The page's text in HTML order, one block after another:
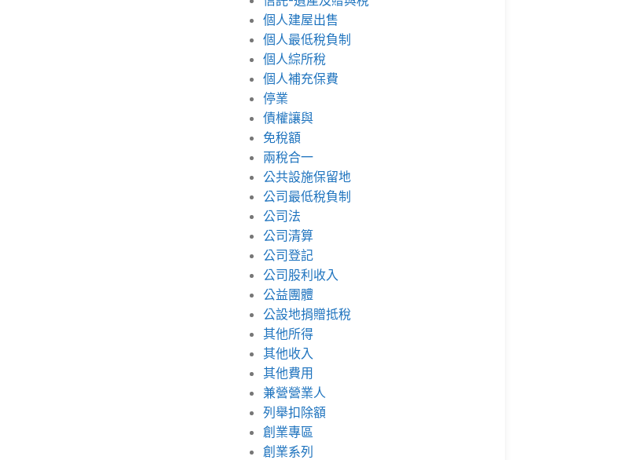
個人建屋出售
個人最低稅負制
個人綜所稅
個人補充保費
停業
債權讓與
免稅額
兩稅合一
公共設施保留地
公司最低稅負制
公司法
公司清算
公司登記
公司股利收入
公益團體
公設地捐贈抵稅
其他所得
其他收入
其他費用
兼營營業人
列舉扣除額
創業專區
創業系列